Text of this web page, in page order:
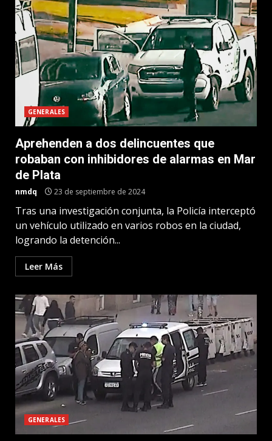
GENERALES
Aprehenden a dos delincuentes que
robaban con inhibidores de alarmas en Mar
de Plata
nmdq 23 de septiembre de 2024
Tras una investigación conjunta, la Policía interceptó
un vehículo utilizado en varios robos en la ciudad,
logrando la detención...
Leer Más
GENERALES